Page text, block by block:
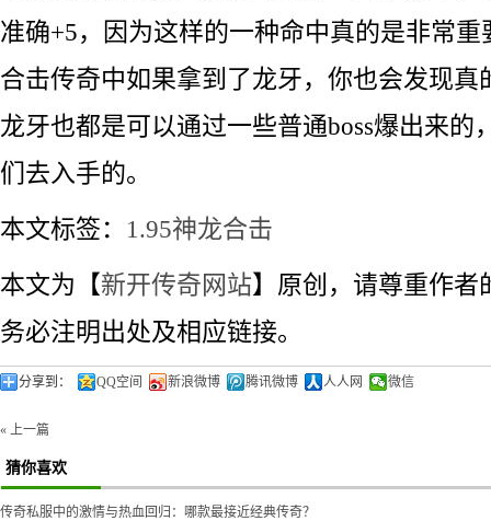
准确+5，因为这样的一种命中真的是非常重
合击传奇中如果拿到了龙牙，你也会发现真
龙牙也都是可以通过一些普通boss爆出来的
们去入手的。
本文标签： 1.95神龙合击
本文为【新开传奇网站】原创，请尊重作者
务必注明出处及相应链接。
分享到： QQ空间 新浪微博 腾讯微博 人人网 微信
« 上一篇
猜你喜欢
传奇私服中的激情与热血回归：哪款最接近经典传奇？